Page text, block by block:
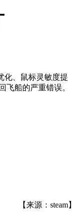
化、鼠标灵敏度提
飞船的严重错误。
【来源：steam】